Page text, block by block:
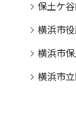
保土ケ
横浜市
横浜市
横浜市